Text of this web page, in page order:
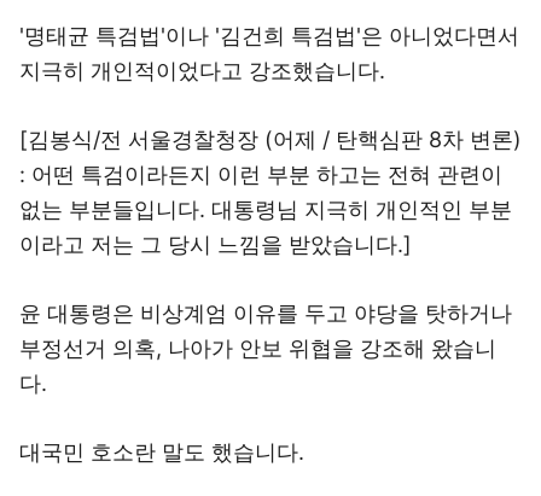
'명태균 특검법'이나 '김건희 특검법'은 아니었다면서
지극히 개인적이었다고 강조했습니다.
[김봉식/전 서울경찰청장 (어제 / 탄핵심판 8차 변론)
: 어떤 특검이라든지 이런 부분 하고는 전혀 관련이
없는 부분들입니다. 대통령님 지극히 개인적인 부분
이라고 저는 그 당시 느낌을 받았습니다.]
윤 대통령은 비상계엄 이유를 두고 야당을 탓하거나
부정선거 의혹, 나아가 안보 위협을 강조해 왔습니
다.
대국민 호소란 말도 했습니다.